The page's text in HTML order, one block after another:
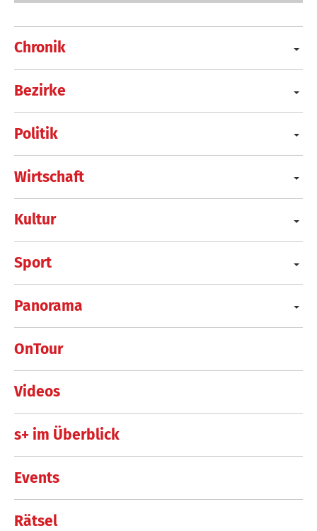
Chronik
Bezirke
Politik
Wirtschaft
Kultur
Sport
Panorama
OnTour
Videos
s+ im Überblick
Events
Rätsel